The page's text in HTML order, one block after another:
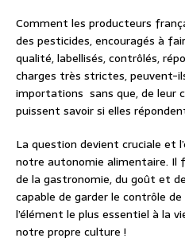
Comment les producteurs
des pesticides, encouragés à
qualité, labellisés, contrôlés,
charges très strictes, peuvent-
importations sans que, de leur
puissent savoir si elles
La question devient cruciale et
notre autonomie alimentaire. Il
de la gastronomie, du goût et
capable de garder le contrôle
l’élément le plus essentiel à la
notre propre culture !